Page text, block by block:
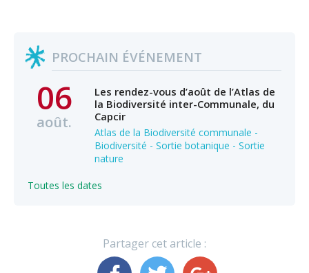
PROCHAIN ÉVÉNEMENT
06
août.
Les rendez-vous d’août de l’Atlas de
la Biodiversité inter-Communale, du
Capcir
Atlas de la Biodiversité communale -
Biodiversité - Sortie botanique - Sortie
nature
Toutes les dates
Partager cet article :